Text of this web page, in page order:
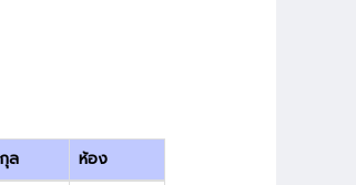
ล ห้อง